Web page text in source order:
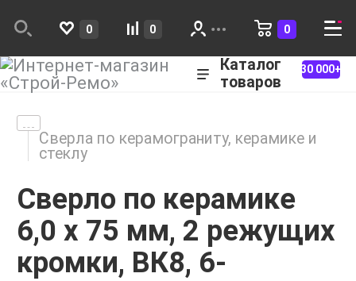
0 0 0
Каталог
товаров
30 000+
Сверла по керамограниту, керамике и
стеклу
Сверло по керамике
6,0 х 75 мм, 2 режущих
кромки, ВК8, 6-